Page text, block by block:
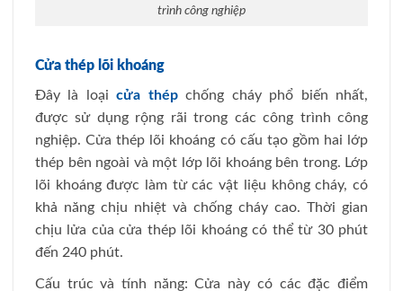
trình công nghiệp
Cửa thép lõi khoáng
Đây là loạicửa thépchống cháy phổ biến nhất,
được sử dụng rộng rãi trong các công trình công
nghiệp. Cửa thép lõi khoáng có cấu tạo gồm hai lớp
thép bên ngoài và một lớp lõi khoáng bên trong. Lớp
lõi khoáng được làm từ các vật liệu không cháy, có
khả năng chịu nhiệt và chống cháy cao. Thời gian
chịu lửa của cửa thép lõi khoáng có thể từ 30 phút
đến 240 phút.
Cấu trúc và tính năng: Cửa này có các đặc điểm